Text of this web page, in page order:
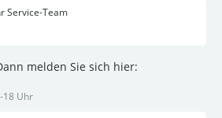
Service-Team
melden Sie sich hier:
18 Uhr